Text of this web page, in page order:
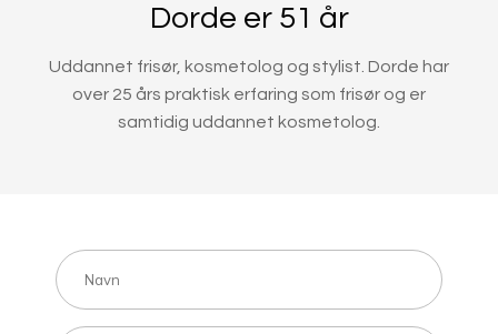
Dorde er 51 år
Uddannet frisør, kosmetolog og stylist. Dorde har
over 25 års praktisk erfaring som frisør og er
samtidig uddannet kosmetolog.